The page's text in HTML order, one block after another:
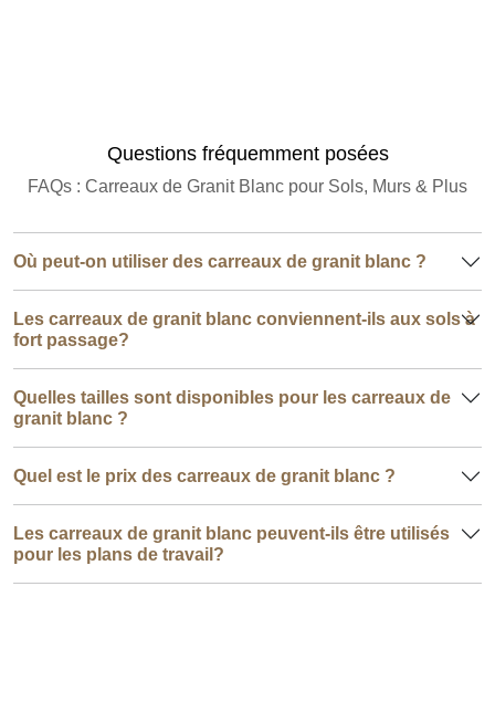
Questions fréquemment posées
FAQs : Carreaux de Granit Blanc pour Sols, Murs & Plus
Où peut-on utiliser des carreaux de granit blanc ?
Les carreaux de granit blanc conviennent-ils aux sols à
fort passage?
Quelles tailles sont disponibles pour les carreaux de
granit blanc ?
Quel est le prix des carreaux de granit blanc ?
Les carreaux de granit blanc peuvent-ils être utilisés
pour les plans de travail?